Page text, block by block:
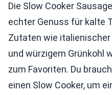
Die Slow Cooker
echter Genuss für kalte
Zutaten wie
und würzigem Grünkohl
zum Favoriten. Du
einen Slow Cooker, um